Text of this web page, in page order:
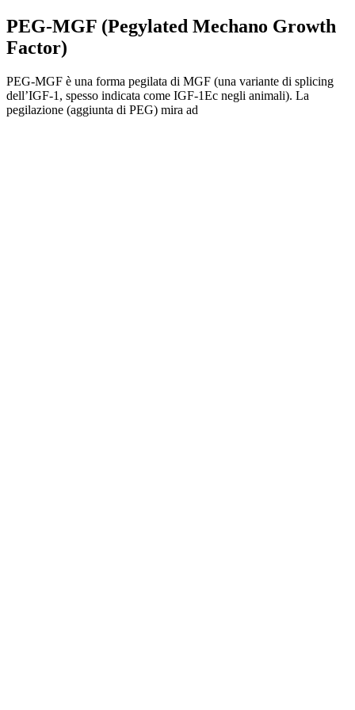
PEG-MGF (Pegylated Mechano Growth
Factor)
PEG-MGF è una forma pegilata di MGF (una variante di splicing
dell’IGF-1, spesso indicata come IGF-1Ec negli animali). La
pegilazione (aggiunta di PEG) mira ad